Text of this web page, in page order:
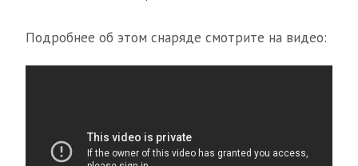
Подробнее об этом снаряде смотрите на видео: